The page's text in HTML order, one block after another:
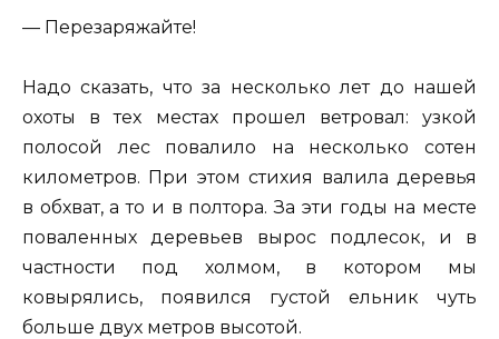
— Перезаряжайте!
Надо сказать, что за несколько лет до нашей
охоты в тех местах прошел ветровал: узкой
полосой лес повалило на несколько сотен
километров. При этом стихия валила деревья
в обхват, а то и в полтора. За эти годы на месте
поваленных деревьев вырос подлесок, и в
частности под холмом, в котором мы
ковырялись, появился густой ельник чуть
больше двух метров высотой.